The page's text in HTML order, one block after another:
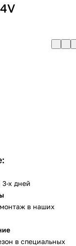
3-х дней
в наших
в специальных